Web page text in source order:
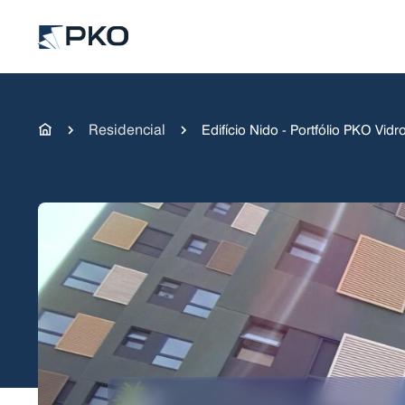
Residencial Edifício Nido - Portfólio PKO